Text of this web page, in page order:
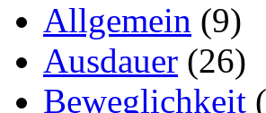
Allgemein (9)
Ausdauer (26)
Beweglichkeit